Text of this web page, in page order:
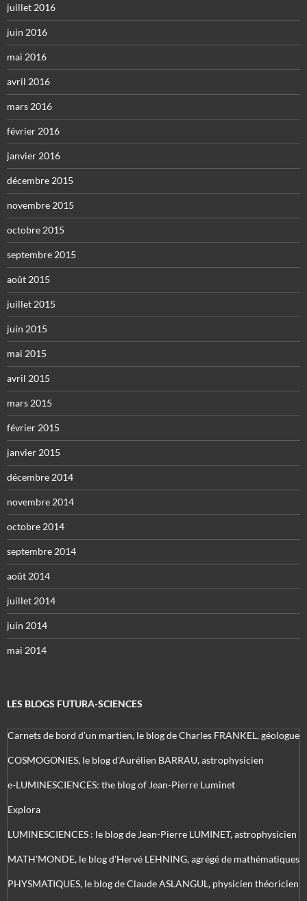
juillet 2016
juin 2016
mai 2016
avril 2016
mars 2016
février 2016
janvier 2016
décembre 2015
novembre 2015
octobre 2015
septembre 2015
août 2015
juillet 2015
juin 2015
mai 2015
avril 2015
mars 2015
février 2015
janvier 2015
décembre 2014
novembre 2014
octobre 2014
septembre 2014
août 2014
juillet 2014
juin 2014
mai 2014
LES BLOGS FUTURA-SCIENCES
Carnets de bord d’un martien, le blog de Charles FRANKEL, géologue
COSMOGONIES, le blog d'Aurélien BARRAU, astrophysicien
e-LUMINESCIENCES: the blog of Jean-Pierre Luminet
Explora
LUMINESCIENCES : le blog de Jean-Pierre LUMINET, astrophysicien
MATH'MONDE, le blog d'Hervé LEHNING, agrégé de mathématiques
PHYSMATIQUES, le blog de Claude ASLANGUL, physicien théoricien